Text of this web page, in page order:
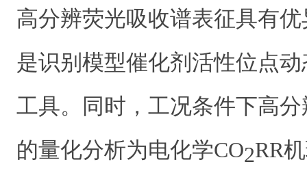
高分辨荧光吸收谱表征具有
是识别模型催化剂活性位点
工具。同时，工况条件下高
的量化分析为电化学CO2RR